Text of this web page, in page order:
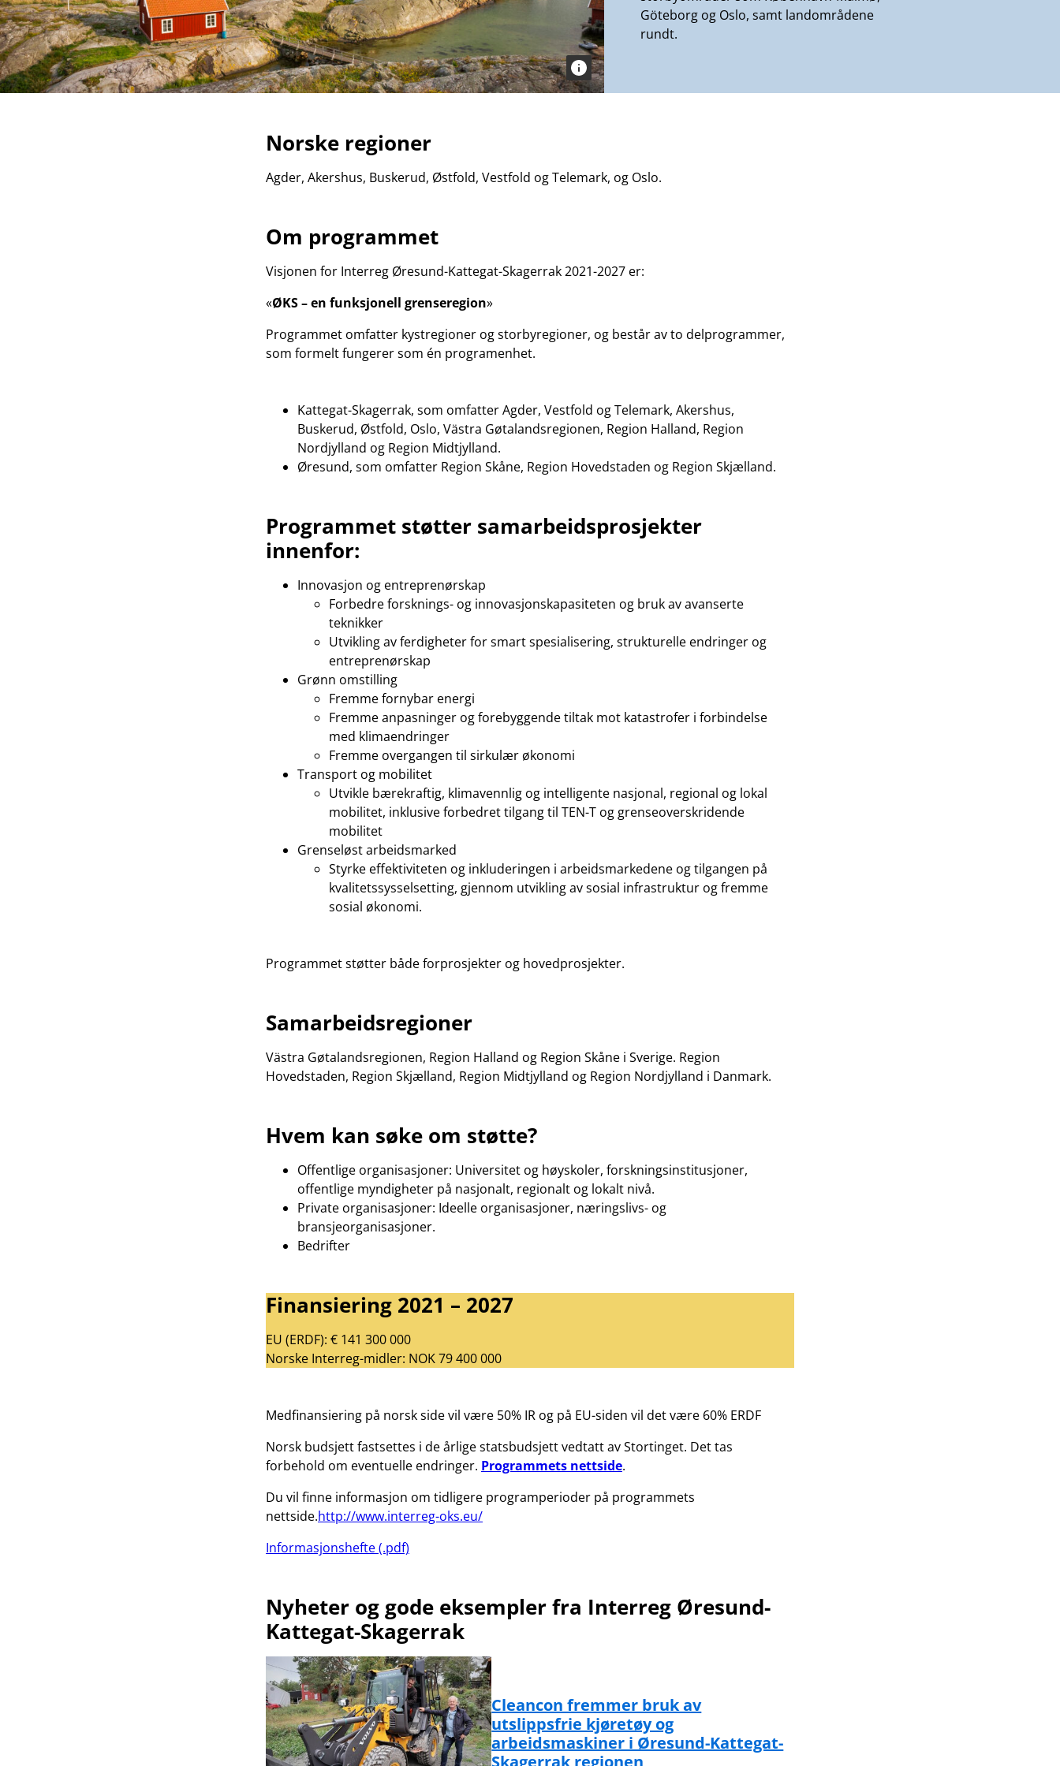
Göteborg og Oslo, samt landområdene
rundt.
Norske regioner
Agder, Akershus, Buskerud, Østfold, Vestfold og Telemark, og Oslo.
Om programmet
Visjonen for Interreg Øresund-Kattegat-Skagerrak 2021-2027 er:
«ØKS – en funksjonell grenseregion»
Programmet omfatter kystregioner og storbyregioner, og består av to delprogrammer,
som formelt fungerer som én programenhet.
Kattegat-Skagerrak, som omfatter Agder, Vestfold og Telemark, Akershus,
Buskerud, Østfold, Oslo, Västra Gøtalandsregionen, Region Halland, Region
Nordjylland og Region Midtjylland.
Øresund, som omfatter Region Skåne, Region Hovedstaden og Region Skjælland.
Programmet støtter samarbeidsprosjekter
innenfor:
Innovasjon og entreprenørskap
Forbedre forsknings- og innovasjonskapasiteten og bruk av avanserte
teknikker
Utvikling av ferdigheter for smart spesialisering, strukturelle endringer og
entreprenørskap
Grønn omstilling
Fremme fornybar energi
Fremme anpasninger og forebyggende tiltak mot katastrofer i forbindelse
med klimaendringer
Fremme overgangen til sirkulær økonomi
Transport og mobilitet
Utvikle bærekraftig, klimavennlig og intelligente nasjonal, regional og lokal
mobilitet, inklusive forbedret tilgang til TEN-T og grenseoverskridende
mobilitet
Grenseløst arbeidsmarked
Styrke effektiviteten og inkluderingen i arbeidsmarkedene og tilgangen på
kvalitetssysselsetting, gjennom utvikling av sosial infrastruktur og fremme
sosial økonomi.
Programmet støtter både forprosjekter og hovedprosjekter.
Samarbeidsregioner
Västra Gøtalandsregionen, Region Halland og Region Skåne i Sverige. Region
Hovedstaden, Region Skjælland, Region Midtjylland og Region Nordjylland i Danmark.
Hvem kan søke om støtte?
Offentlige organisasjoner: Universitet og høyskoler, forskningsinstitusjoner,
offentlige myndigheter på nasjonalt, regionalt og lokalt nivå.
Private organisasjoner: Ideelle organisasjoner, næringslivs- og
bransjeorganisasjoner.
Bedrifter
Finansiering 2021 – 2027
EU (ERDF): € 141 300 000
Norske Interreg-midler: NOK 79 400 000
Medfinansiering på norsk side vil være 50% IR og på EU-siden vil det være 60% ERDF
Norsk budsjett fastsettes i de årlige statsbudsjett vedtatt av Stortinget. Det tas
forbehold om eventuelle endringer. Programmets nettside.
Du vil finne informasjon om tidligere programperioder på programmets
nettside.http://www.interreg-oks.eu/
Informasjonshefte (.pdf)
Nyheter og gode eksempler fra Interreg Øresund-
Kattegat-Skagerrak
Cleancon fremmer bruk av
utslippsfrie kjøretøy og
arbeidsmaskiner i Øresund-Kattegat-
Skagerrak regionen